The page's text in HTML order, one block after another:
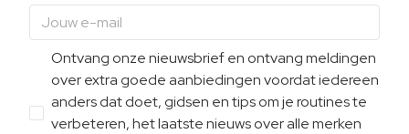
Ontvang onze nieuwsbrief en ontvang meldingen
over extra goede aanbiedingen voordat iedereen
anders dat doet, gidsen en tips om je routines te
verbeteren, het laatste nieuws over alle merken